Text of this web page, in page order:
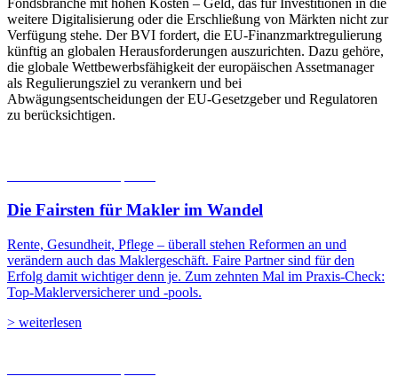
Fondsbranche mit hohen Kosten – Geld, das für Investitionen in die
weitere Digitalisierung oder die Erschließung von Märkten nicht zur
Verfügung stehe. Der BVI fordert, die EU-Finanzmarktregulierung
künftig an globalen Herausforderungen auszurichten. Dazu gehöre,
die globale Wettbewerbsfähigkeit der europäischen Assetmanager
als Regulierungsziel zu verankern und bei
Abwägungsentscheidungen der EU-Gesetzgeber und Regulatoren
zu berücksichtigen.
Die Fairsten für Makler im Wandel
Rente, Gesundheit, Pflege – überall stehen Reformen an und
verändern auch das Maklergeschäft. Faire Partner sind für den
Erfolg damit wichtiger denn je. Zum zehnten Mal im Praxis-Check:
Top-Maklerversicherer und -pools.
> weiterlesen